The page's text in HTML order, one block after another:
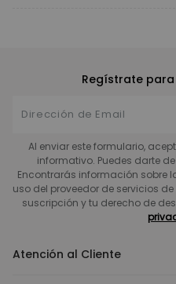
Regístrate
Al enviar este formulario,
informativo. Puedes darte
Encontrarás información sobre
uso del proveedor de servicios
suscripción y tu derecho de
Atención al Cliente